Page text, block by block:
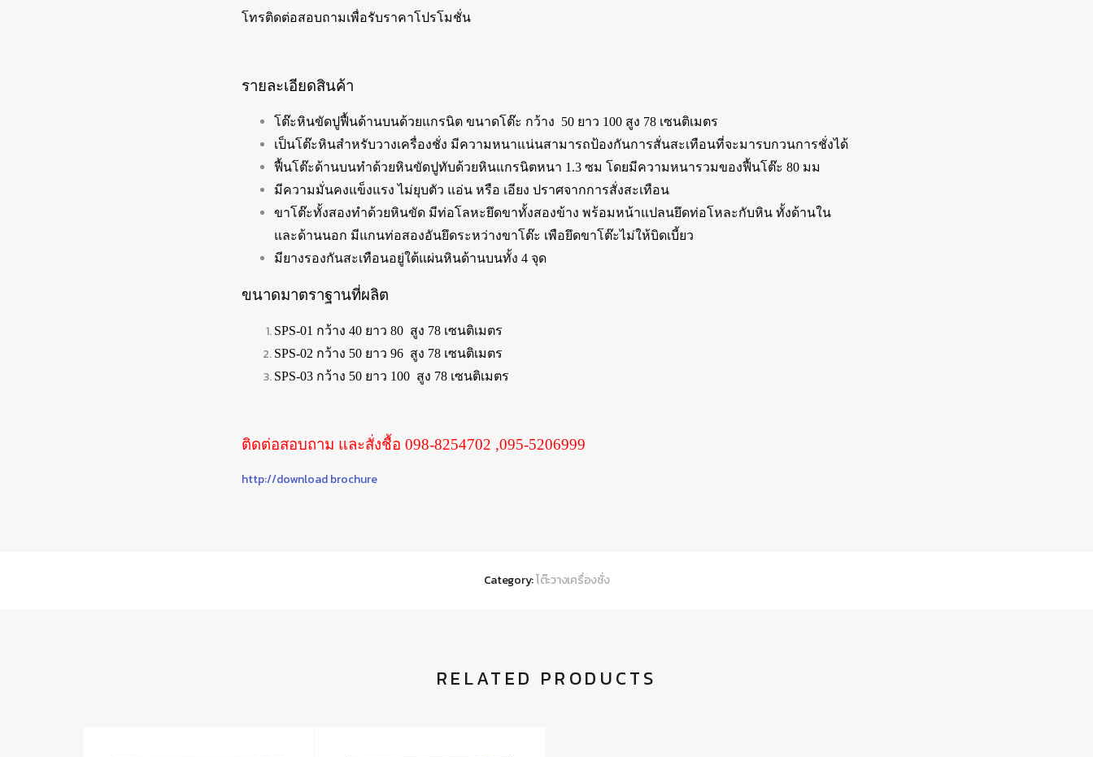
โทรติดต่อสอบถามเพื่อรับราคาโปรโมชั่น
รายละเอียดสินค้า
โต๊ะหินขัดปูฟื้นด้านบนด้วยแกรนิต ขนาดโต๊ะ กว้าง 50 ยาว 100 สูง 78 เซนติเมตร
เป็นโต๊ะหินสำหรับวางเครื่องชั่ง มีความหนาแน่นสามารถป้องกันการสั่นสะเทือนที่จะมารบกวนการชั่งได้
ฟื้นโต๊ะด้านบนทำด้วยหินขัดปูทับด้วยหินแกรนิตหนา 1.3 ซม โดยมีความหนารวมของฟื้นโต๊ะ 80 มม
มีความมั่นคงแข็งแรง ไม่ยุบตัว แอ่น หรือ เอียง ปราศจากการสั่งสะเทือน
ขาโต๊ะทั้งสองทำด้วยหินขัด มีท่อโลหะยึดขาทั้งสองข้าง พร้อมหน้าแปลนยึดท่อโหละกับหิน ทั้งด้านใน
และด้านนอก มีแกนท่อสองอันยึดระหว่างขาโต๊ะ เพือยึดขาโต๊ะไม่ให้บิดเบี้ยว
มียางรองกันสะเทือนอยู่ใต้แผ่นหินด้านบนทั้ง 4 จุด
ขนาดมาตราฐานที่ผลิต
SPS-01 กว้าง 40 ยาว 80 สูง 78 เซนติเมตร
SPS-02 กว้าง 50 ยาว 96 สูง 78 เซนติเมตร
SPS-03 กว้าง 50 ยาว 100 สูง 78 เซนติเมตร
ติดต่อสอบถาม และสั่งชื้อ 098-8254702 ,095-5206999
http://download brochure
Category:โต๊ะวางเครื่องชั่ง
RELATED PRODUCTS